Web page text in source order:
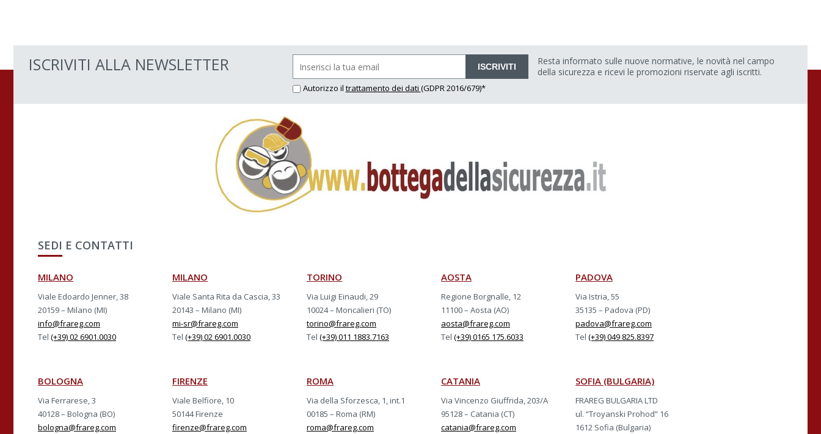
ISCRIVITI ALLA NEWSLETTER ISCRIVITI
Autorizzo il trattamento dei dati (GDPR 2016/679)*
Resta informato sulle nuove normative, le novità nel campo
della sicurezza e ricevi le promozioni riservate agli iscritti.
SEDI E CONTATTI
MILANO
Viale Edoardo Jenner, 38
20159 – Milano (MI)
info@frareg.com
Tel (+39) 02 6901.0030
MILANO
Viale Santa Rita da Cascia, 33
20143 – Milano (MI)
mi-sr@frareg.com
Tel (+39) 02 6901.0030
TORINO
Via Luigi Einaudi, 29
10024 – Moncalieri (TO)
torino@frareg.com
Tel (+39) 011 1883.7163
AOSTA
Regione Borgnalle, 12
11100 – Aosta (AO)
aosta@frareg.com
Tel (+39) 0165 175.6033
PADOVA
Via Istria, 55
35135 – Padova (PD)
padova@frareg.com
Tel (+39) 049 825.8397
BOLOGNA
Via Ferrarese, 3
40128 – Bologna (BO)
bologna@frareg.com
FIRENZE
Viale Belfiore, 10
50144 Firenze
firenze@frareg.com
ROMA
Via della Sforzesca, 1, int.1
00185 – Roma (RM)
roma@frareg.com
CATANIA
Via Vincenzo Giuffrida, 203/A
95128 – Catania (CT)
catania@frareg.com
SOFIA (BULGARIA)
FRAREG BULGARIA LTD
ul. “Troyanski Prohod” 16
1612 Sofia (Bulgaria)